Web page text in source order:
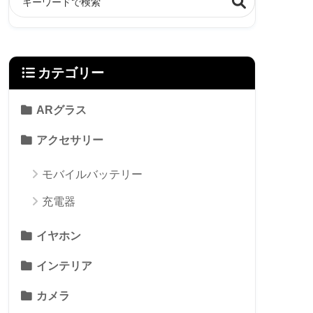
カテゴリー
ARグラス
アクセサリー
モバイルバッテリー
充電器
イヤホン
インテリア
カメラ